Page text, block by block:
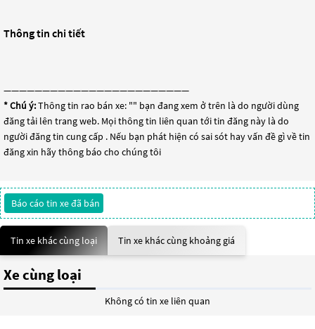
Thông tin chi tiết
————————————————————————
* Chú ý:Thông tin rao bán xe: "" bạn đang xem ở trên là do người dùng
đăng tải lên trang web. Mọi thông tin liên quan tới tin đăng này là do
người đăng tin cung cấp . Nếu bạn phát hiện có sai sót hay vấn đề gì về tin
đăng xin hãy thông báo cho chúng tôi
Báo cáo tin xe đã bán
Tin xe khác cùng loại Tin xe khác cùng khoảng giá
Xe cùng loại
Không có tin xe liên quan